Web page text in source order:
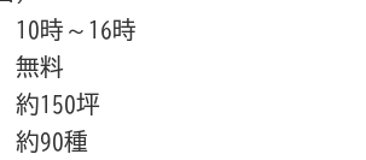
16時
料
150坪
種